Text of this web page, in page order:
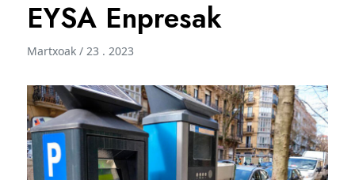
EYSA Enpresak
Martxoak / 23 . 2023